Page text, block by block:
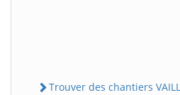
Trouver des chantiers